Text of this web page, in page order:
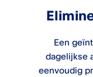
Een
dagelijkse
eenvoudig